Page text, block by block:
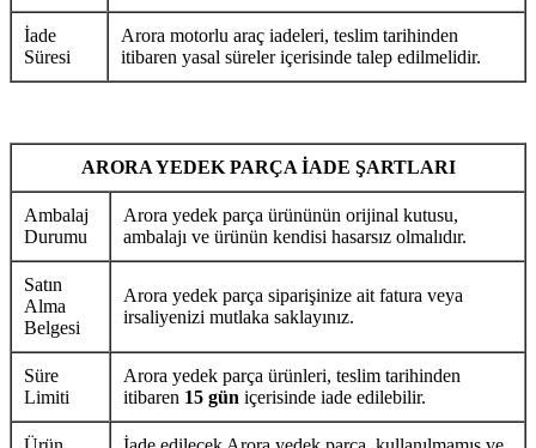
İade
Süresi
Arora motorlu araç iadeleri, teslim tarihinden
itibaren yasal süreler içerisinde talep edilmelidir.
ARORA YEDEK PARÇA İADE ŞARTLARI
Ambalaj
Durumu
Arora yedek parça ürününün orijinal kutusu,
ambalajı ve ürünün kendisi hasarsız olmalıdır.
Satın
Alma
Belgesi
Arora yedek parça siparişinize ait fatura veya
irsaliyenizi mutlaka saklayınız.
Süre
Limiti
Arora yedek parça ürünleri, teslim tarihinden
itibaren 15 gün içerisinde iade edilebilir.